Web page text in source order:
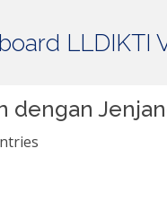
LLDIKTI
dengan